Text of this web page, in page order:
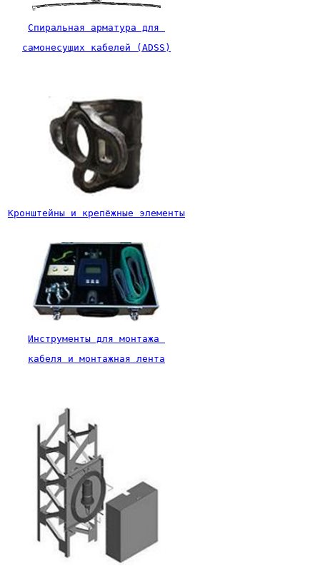
Спиральная арматура для
самонесущих кабелей (ADSS)
Кронштейны и крепёжные элементы
Инструменты для монтажа
кабеля и монтажная лента